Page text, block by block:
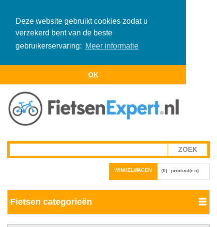
Deze website gebruikt cookies zodat u
verzekerd bent van de beste
gebruikerservaring: Meer informatie
OK
WINKELWAGEN (0) product(en)
Fietsen categorieën